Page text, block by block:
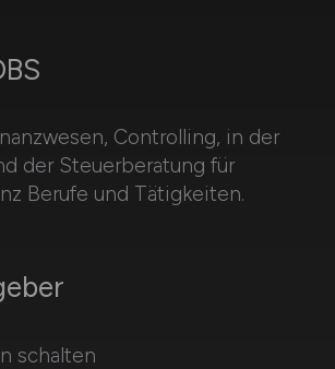
Controlling, in der
der Steuerberatung für
Berufe und Tätigkeiten.
schalten